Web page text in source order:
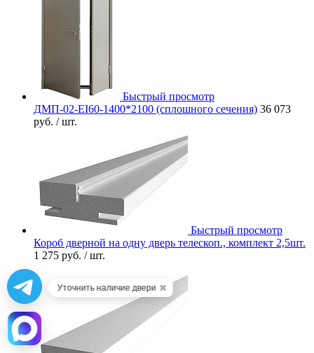
Быстрый просмотр
ДМП-02-EI60-1400*2100 (сплошного сечения) 36 073
руб. / шт.
Быстрый просмотр
Короб дверной на одну дверь телескоп., комплект 2,5шт.
1 275 руб. / шт.
Уточнить наличие двери ✖